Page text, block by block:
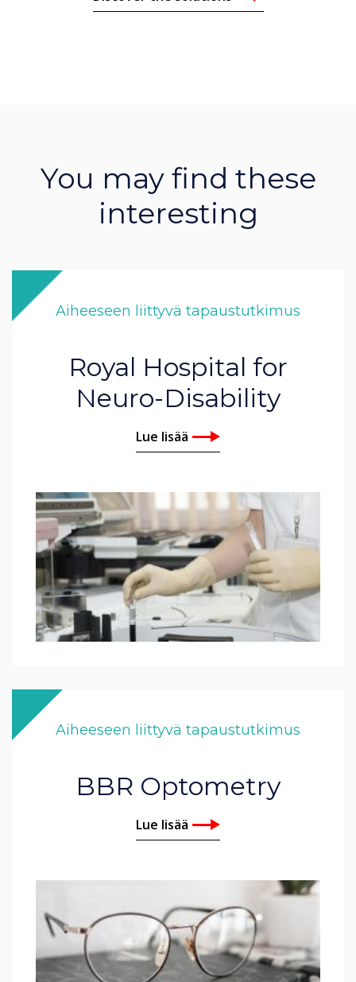
You may find these
interesting
Aiheeseen liittyvä tapaustutkimus
Royal Hospital for
Neuro-Disability
Lue lisää
Aiheeseen liittyvä tapaustutkimus
BBR Optometry
Lue lisää